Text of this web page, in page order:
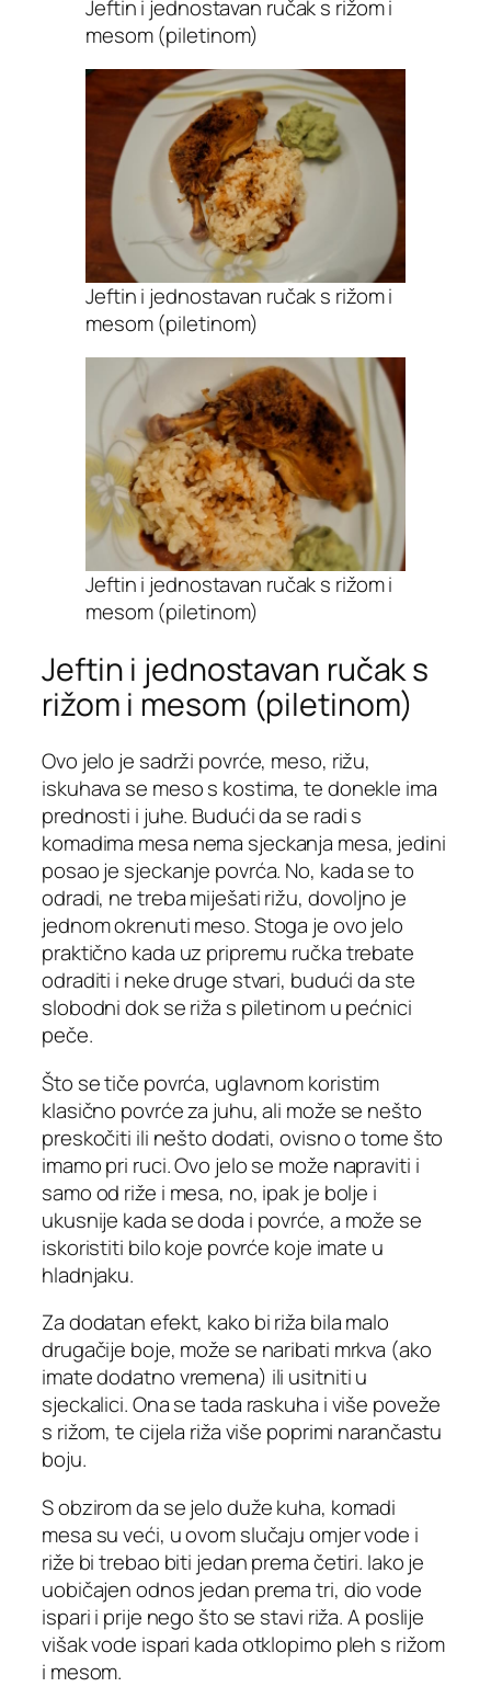
Jeftin i jednostavan ručak s rižom i
mesom (piletinom)
Jeftin i jednostavan ručak s rižom i
mesom (piletinom)
Jeftin i jednostavan ručak s rižom i
mesom (piletinom)
Jeftin i jednostavan ručak s
rižom i mesom (piletinom)
Ovo jelo je sadrži povrće, meso, rižu,
iskuhava se meso s kostima, te donekle ima
prednosti i juhe. Budući da se radi s
komadima mesa nema sjeckanja mesa, jedini
posao je sjeckanje povrća. No, kada se to
odradi, ne treba miješati rižu, dovoljno je
jednom okrenuti meso. Stoga je ovo jelo
praktično kada uz pripremu ručka trebate
odraditi i neke druge stvari, budući da ste
slobodni dok se riža s piletinom u pećnici
peče.
Što se tiče povrća, uglavnom koristim
klasično povrće za juhu, ali može se nešto
preskočiti ili nešto dodati, ovisno o tome što
imamo pri ruci. Ovo jelo se može napraviti i
samo od riže i mesa, no, ipak je bolje i
ukusnije kada se doda i povrće, a može se
iskoristiti bilo koje povrće koje imate u
hladnjaku.
Za dodatan efekt, kako bi riža bila malo
drugačije boje, može se naribati mrkva (ako
imate dodatno vremena) ili usitniti u
sjeckalici. Ona se tada raskuha i više poveže
s rižom, te cijela riža više poprimi narančastu
boju.
S obzirom da se jelo duže kuha, komadi
mesa su veći, u ovom slučaju omjer vode i
riže bi trebao biti jedan prema četiri. Iako je
uobičajen odnos jedan prema tri, dio vode
ispari i prije nego što se stavi riža. A poslije
višak vode ispari kada otklopimo pleh s rižom
i mesom.